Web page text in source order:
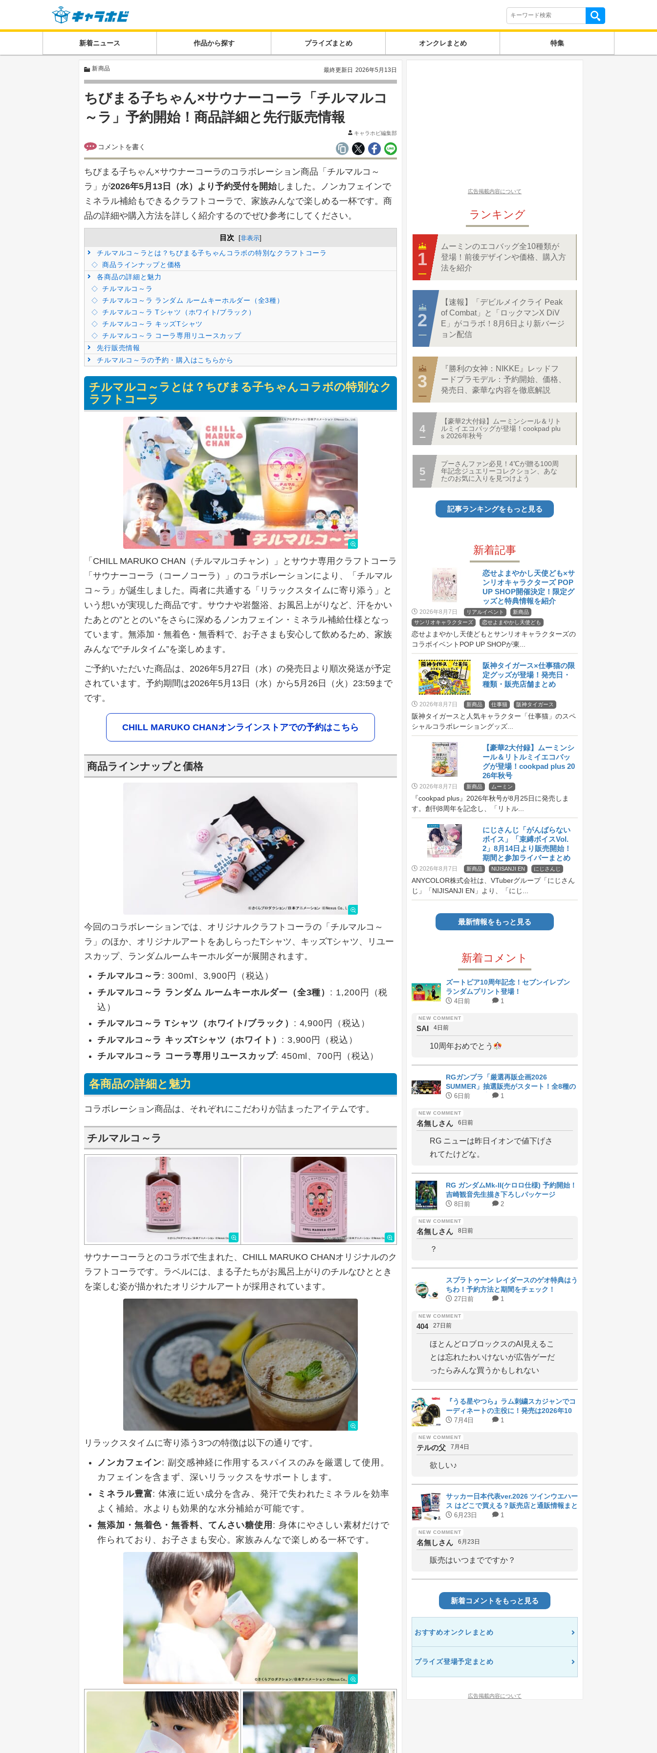
新着ニュース 作品から探す プライズまとめ オンクレまとめ 特集
新商品 最終更新日 2026年5月13日
ちびまる子ちゃん×サウナーコーラ「チルマルコ
～ラ」予約開始！商品詳細と先行販売情報
キャラホビ編集部
ちびまる子ちゃん×サウナーコーラのコラボレーション商品「チルマルコ～
ラ」が2026年5月13日（水）より予約受付を開始しました。ノンカフェインで
ミネラル補給もできるクラフトコーラで、家族みんなで楽しめる一杯です。商
品の詳細や購入方法を詳しく紹介するのでぜひ参考にしてください。
目次 [非表示]
チルマルコ～ラとは？ちびまる子ちゃんコラボの特別なクラフトコーラ
商品ラインナップと価格
各商品の詳細と魅力
チルマルコ～ラ
チルマルコ～ラ ランダム ルームキーホルダー（全3種）
チルマルコ～ラ Tシャツ（ホワイト/ブラック）
チルマルコ～ラ キッズTシャツ
チルマルコ～ラ コーラ専用リユースカップ
先行販売情報
チルマルコ～ラの予約・購入はこちらから
チルマルコ～ラとは？ちびまる子ちゃんコラボの特別なク
ラフトコーラ
「CHILL MARUKO CHAN（チルマルコチャン）」とサウナ専用クラフトコーラ
「サウナーコーラ（コーノコーラ）」のコラボレーションにより、「チルマル
コ～ラ」が誕生しました。両者に共通する「リラックスタイムに寄り添う」と
いう想いが実現した商品です。サウナや岩盤浴、お風呂上がりなど、汗をかい
たあとの”ととのい”をさらに深めるノンカフェイン・ミネラル補給仕様となっ
ています。無添加・無着色・無香料で、お子さまも安心して飲めるため、家族
みんなで”チルタイム”を楽しめます。
ご予約いただいた商品は、2026年5月27日（水）の発売日より順次発送が予定
されています。予約期間は2026年5月13日（水）から5月26日（火）23:59まで
です。
CHILL MARUKO CHANオンラインストアでの予約はこちら
商品ラインナップと価格
今回のコラボレーションでは、オリジナルクラフトコーラの「チルマルコ～
ラ」のほか、オリジナルアートをあしらったTシャツ、キッズTシャツ、リユー
スカップ、ランダムルームキーホルダーが展開されます。
チルマルコ～ラ : 300ml、3,900円（税込）
チルマルコ～ラ ランダム ルームキーホルダー（全3種） : 1,200円（税
込）
チルマルコ～ラ Tシャツ（ホワイト/ブラック） : 4,900円（税込）
チルマルコ～ラ キッズTシャツ（ホワイト） : 3,900円（税込）
チルマルコ～ラ コーラ専用リユースカップ: 450ml、700円（税込）
各商品の詳細と魅力
コラボレーション商品は、それぞれにこだわりが詰まったアイテムです。
チルマルコ～ラ
サウナーコーラとのコラボで生まれた、CHILL MARUKO CHANオリジナルのク
ラフトコーラです。ラベルには、まる子たちがお風呂上がりのチルなひととき
を楽しむ姿が描かれたオリジナルアートが採用されています。
リラックスタイムに寄り添う3つの特徴は以下の通りです。
ノンカフェイン: 副交感神経に作用するスパイスのみを厳選して使用。
カフェインを含まず、深いリラックスをサポートします。
ミネラル豊富: 体液に近い成分を含み、発汗で失われたミネラルを効率
よく補給。水よりも効果的な水分補給が可能です。
無添加・無着色・無香料、てんさい糖使用 : 身体にやさしい素材だけで
作られており、お子さまも安心。家族みんなで楽しめる一杯です。
広告掲載内容について
ランキング
ムーミンのエコバッグ全10種類が
登場！前後デザインや価格、購入方
法を紹介
【速報】「デビルメイクライ Peak
of Combat」と「ロックマンX DiV
E」がコラボ！8月6日より新バージ
ョン配信
『勝利の女神：NIKKE』レッドフ
ードプラモデル：予約開始、価格、
発売日、豪華な内容を徹底解説
【豪華2大付録】ムーミンシール＆リト
ルミイエコバッグが登場！cookpad plu
s 2026年秋号
プーさんファン必見！4℃が贈る100周
年記念ジュエリーコレクション、あな
たのお気に入りを見つけよう
記事ランキングをもっと見る
新着記事
恋せよまやかし天使ども×サ
ンリオキャラクターズ POP
UP SHOP開催決定！限定グ
ッズと特典情報を紹介
2026年8月7日 リアルイベント
新商品
サンリオキャラクターズ
恋せよまやかし天使ども
恋せよまやかし天使どもとサンリオキャラクターズの
コラボイベントPOP UP SHOPが東...
阪神タイガース×仕事猫の限
定グッズが登場！発売日・
種類・販売店舗まとめ
2026年8月7日 新商品 仕事猫 阪神タイガース
阪神タイガースと人気キャラクター「仕事猫」のスペ
シャルコラボレーショングッズ...
【豪華2大付録】ムーミンシ
ール＆リトルミイエコバッ
グが登場！cookpad plus 20
26年秋号
2026年8月7日 新商品 ムーミン
『cookpad plus』2026年秋号が8月25日に発売しま
す。創刊8周年を記念し、「リトル...
にじさんじ「がんばらない
ボイス」「束縛ボイスVol.
2」8月14日より販売開始！
期間と参加ライバーまとめ
2026年8月7日 新商品 NIJISANJI EN にじさんじ
ANYCOLOR株式会社は、VTuberグループ「にじさん
じ」「NIJISANJI EN」より、「にじ...
最新情報をもっと見る
新着コメント
ズートピア10周年記念！セブンイレブン
ランダムプリント登場！
4日前 1
SAI 4日前
10周年おめでとう
RGガンプラ「厳選再販企画2026
SUMMER」抽選販売がスタート！全8種の
ラインナップと受付期間
6日前 1
名無しさん 6日前
RG ニューは昨日イオンで値下げさ
れてたけどな。
RG ガンダムMk-II(ケロロ仕様) 予約開始！
吉崎観音先生描き下ろしパッケージ
8日前 2
名無しさん 8日前
？
スプラトゥーン レイダースのゲオ特典はう
ちわ！予約方法と期間をチェック！
27日前 1
404 27日前
ほとんどロブロックスのAI見えるこ
とは忘れたわいけないが広告ゲーだ
ったらみんな買うかもしれない
『うる星やつら』ラム刺繍スカジャンでコ
ーディネートの主役に！発売は2026年10
月上旬
7月4日 1
テルの父 7月4日
欲しい♪
サッカー日本代表ver.2026 ツインウエハー
ス はどこで買える？販売店と通販情報まと
め 6月23日 1
名無しさん 6月23日
販売はいつまでですか？
新着コメントをもっと見る
おすすめオンクレまとめ
プライズ登場予定まとめ
広告掲載内容について